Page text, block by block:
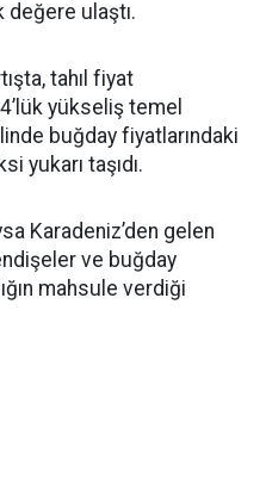
değere ulaştı.
tahıl fiyat
yükseliş temel
buğday fiyatlarındaki
yukarı taşıdı.
Karadeniz’den gelen
ve buğday
mahsule verdiği